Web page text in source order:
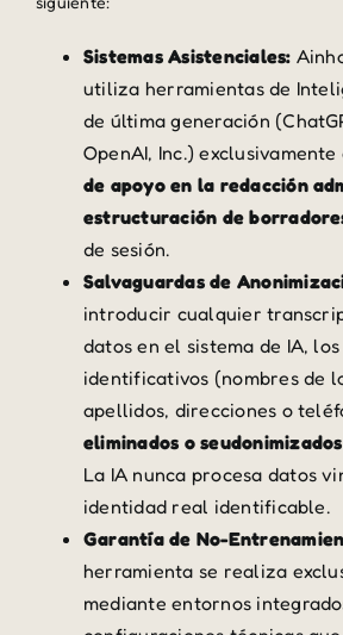
Sistemas Asistenciales:
utiliza herramientas de
de última generación
OpenAI, Inc.)
de apoyo en la redacción
estructuración de
de sesión.
Salvaguardas de
introducir cualquier
datos en el sistema de IA,
identificativos (nombres de
apellidos, direcciones o
eliminados o
La IA nunca procesa datos
identidad real identificable.
Garantía de No-
herramienta se realiza
mediante entornos